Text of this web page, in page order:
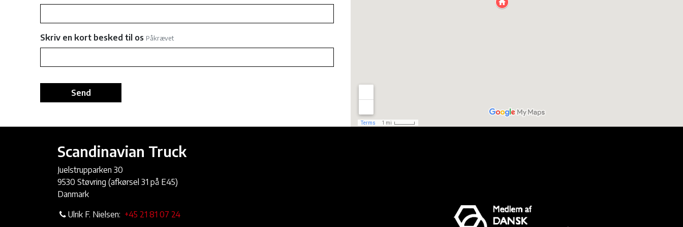
Skriv en kort besked til os Påkrævet
Send
Scandinavian Truck
Juelstrupparken 30
9530 Støvring (afkørsel 31 på E45)
Danmark
Ulrik F. Nielsen: +45 21 81 07 24